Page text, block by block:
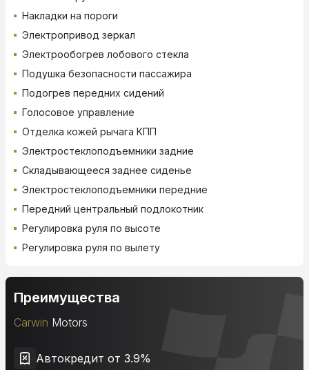
Накладки на пороги
Электропривод зеркал
Электрообогрев лобового стекла
Подушка безопасности пассажира
Подогрев передних сидений
Голосовое управление
Отделка кожей рычага КПП
Электростеклоподъемники задние
Складывающееся заднее сиденье
Электростеклоподъемники передние
Передний центральный подлокотник
Регулировка руля по высоте
Регулировка руля по вылету
Преимущества
Carwin Motors
Автокредит от 3.9%